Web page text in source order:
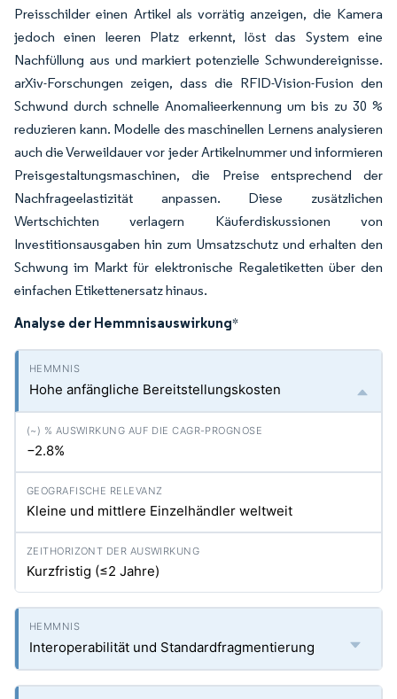
Preisschilder einen Artikel als vorrätig anzeigen, die Kamera
jedoch einen leeren Platz erkennt, löst das System eine
Nachfüllung aus und markiert potenzielle Schwundereignisse.
arXiv-Forschungen zeigen, dass die RFID-Vision-Fusion den
Schwund durch schnelle Anomalieerkennung um bis zu 30 %
reduzieren kann. Modelle des maschinellen Lernens analysieren
auch die Verweildauer vor jeder Artikelnummer und informieren
Preisgestaltungsmaschinen, die Preise entsprechend der
Nachfrageelastizität anpassen. Diese zusätzlichen
Wertschichten verlagern Käuferdiskussionen von
Investitionsausgaben hin zum Umsatzschutz und erhalten den
Schwung im Markt für elektronische Regaletiketten über den
einfachen Etikettenersatz hinaus.
Analyse der Hemmnisauswirkung*
Hohe anfängliche Bereitstellungskosten
−2.8%
Kleine und mittlere Einzelhändler weltweit
Kurzfristig (≤2 Jahre)
Interoperabilität und Standardfragmentierung